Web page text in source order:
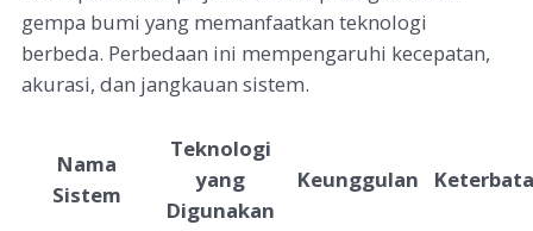
gempa bumi yang memanfaatkan teknologi
berbeda. Perbedaan ini mempengaruhi kecepatan,
akurasi, dan jangkauan sistem.
Nama
Sistem
Teknologi
yang
Digunakan
Keunggulan